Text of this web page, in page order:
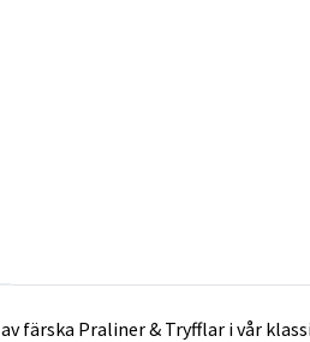
färska Praliner & Tryfflar i vår